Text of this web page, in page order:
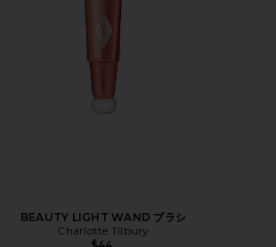
BEAUTY LIGHT WAND ブラシ
Charlotte Tilbury